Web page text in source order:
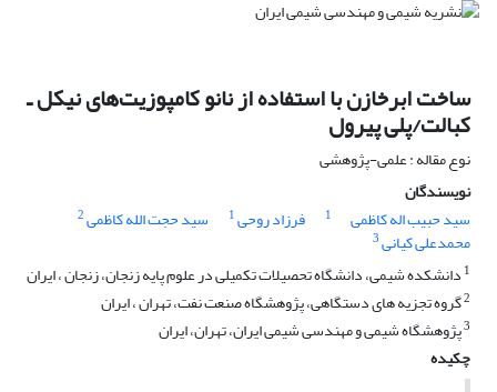
ساخت ابرخازن با استفاده از نانو کامپوزیت‌های نیکل ـ
کبالت/پلی پیرول
نوع مقاله : علمی-پژوهشی
نویسندگان
سید حبیب اله کاظمی
1 فرزاد روحی1 سید حجت الله کاظمی2
محمدعلی کیانی3
1 دانشکده شیمی، دانشگاه تحصیلات تکمیلی در علوم پایه زنجان، زنجان ، ایران
2گروه تجزیه های دستگاهی، پژوهشگاه صنعت نفت، تهران ، ایران
3پژوهشگاه شیمی و مهندسی شیمی ایران، تهران، ایران
چکیده